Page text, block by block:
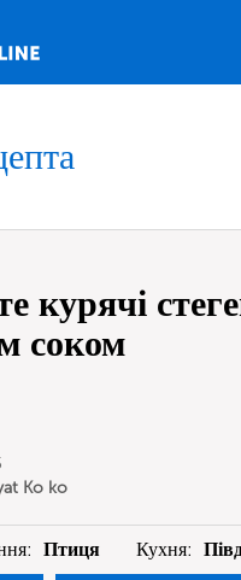
курячі
соком
Ko ko
Птиця Кухня: